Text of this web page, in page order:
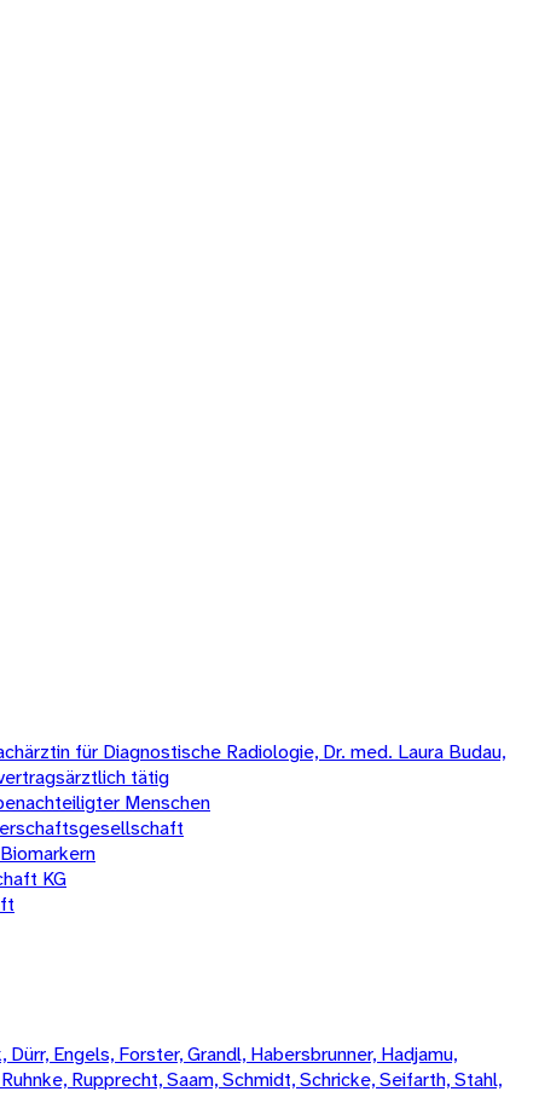
für Diagnostische Radiologie, Dr. med. Laura Budau,
tätig
Menschen
KG
Engels, Forster, Grandl, Habersbrunner, Hadjamu,
Rupprecht, Saam, Schmidt, Schricke, Seifarth, Stahl,